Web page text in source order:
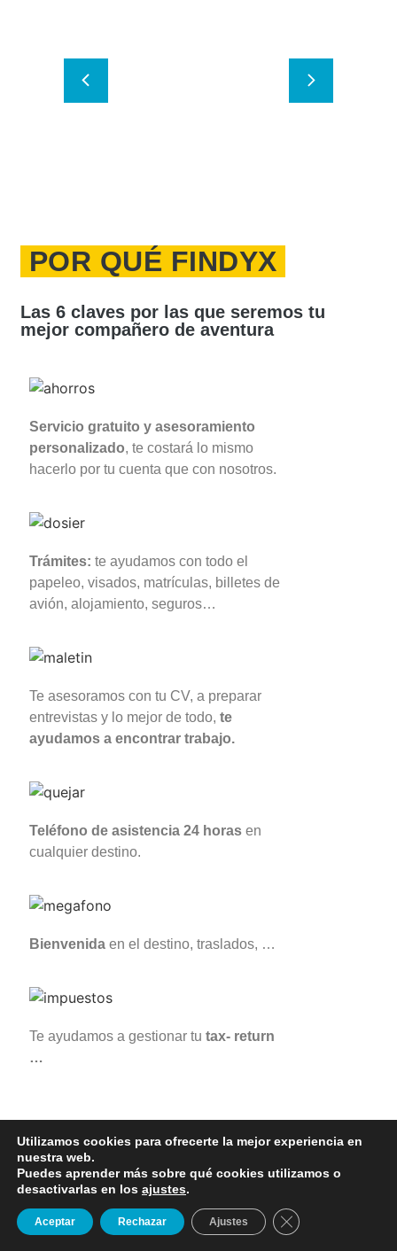
POR QUÉ FINDYX
Las 6 claves por las que seremos tu
mejor compañero de aventura
Servicio gratuito y asesoramiento
personalizado, te costará lo mismo
hacerlo por tu cuenta que con nosotros.
Trámites: te ayudamos con todo el
papeleo, visados, matrículas, billetes de
avión, alojamiento, seguros…
Te asesoramos con tu CV, a preparar
entrevistas y lo mejor de todo,te
ayudamos a encontrar trabajo.
Teléfono de asistencia 24 horas en
cualquier destino.
Bienvenida en el destino, traslados, …
Te ayudamos a gestionar tutax- return
…
SOLICITAR
INFORMACIÓN
ENVÍANOS UN
WHATSAPP
Utilizamos cookies para ofrecerte la mejor experiencia en
nuestra web.
Puedes aprender más sobre qué cookies utilizamos o
desactivarlas en los ajustes.
Aceptar Rechazar Ajustes Cerrar el banner